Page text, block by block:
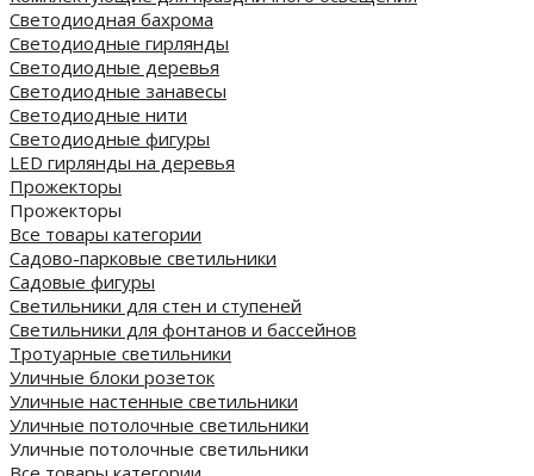
Светодиодная бахрома
Светодиодные гирлянды
Светодиодные деревья
Светодиодные занавесы
Светодиодные нити
Светодиодные фигуры
LED гирлянды на деревья
Прожекторы
Прожекторы
Все товары категории
Садово-парковые светильники
Садовые фигуры
Светильники для стен и ступеней
Светильники для фонтанов и бассейнов
Тротуарные светильники
Уличные блоки розеток
Уличные настенные светильники
Уличные потолочные светильники
Уличные потолочные светильники